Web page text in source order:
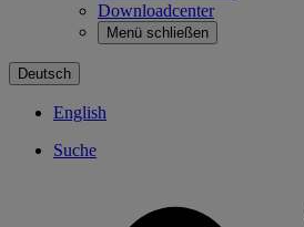
Downloadcenter
Menü schließen
Deutsch
English
Suche